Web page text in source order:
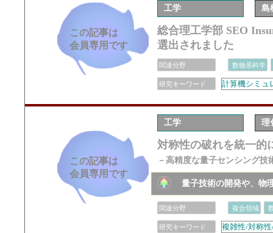
この記事は
会員専用です
工学 島
総合理工学部 SEO
選出されました
関連分野 数物系科学
研究キーワード 計算機シミュ
この記事は
会員専用です
工学 理
対称性の破れを統一的
－高精度な量子センシング技
量子技術の開発や、物
関連分野 複合領域
研究キーワード 複雑性/対称